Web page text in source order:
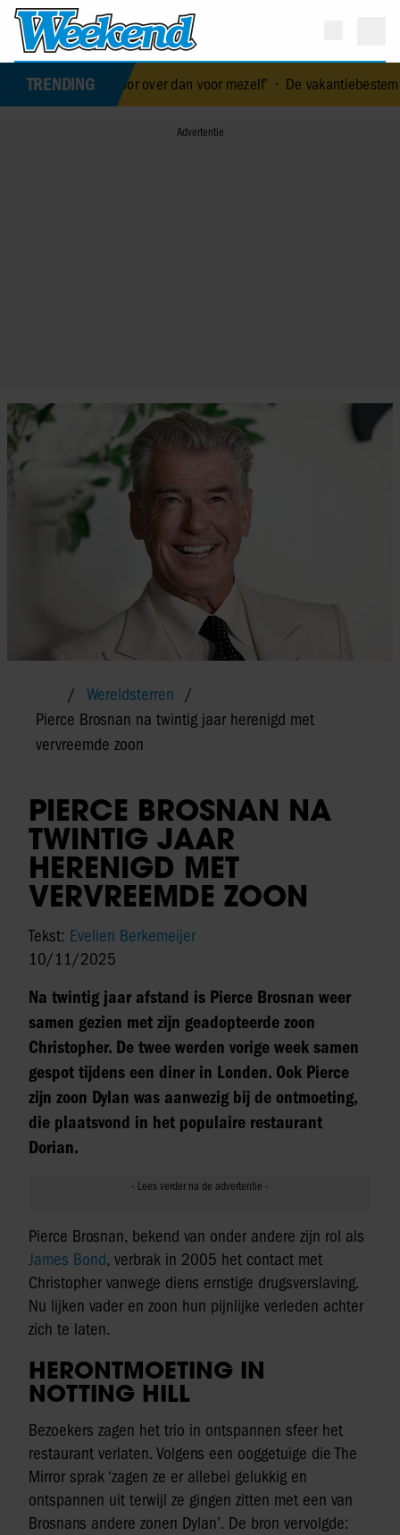
TRENDING
voor over dan voor mezelf’• De vakantiebestemming van…
Wereldsterren
Pierce Brosnan na twintig jaar herenigd met
vervreemde zoon
PIERCE BROSNAN NA
TWINTIG JAAR
HERENIGD MET
VERVREEMDE ZOON
Tekst: Evelien Berkemeijer
10/11/2025
Na twintig jaar afstand is Pierce Brosnan weer
samen gezien met zijn geadopteerde zoon
Christopher. De twee werden vorige week samen
gespot tijdens een diner in Londen. Ook Pierce
zijn zoon Dylan was aanwezig bij de ontmoeting,
die plaatsvond in het populaire restaurant
Dorian.
Pierce Brosnan, bekend van onder andere zijn rol als
James Bond, verbrak in 2005 het contact met
Christopher vanwege diens ernstige drugsverslaving.
Nu lijken vader en zoon hun pijnlijke verleden achter
zich te laten.
HERONTMOETING IN
NOTTING HILL
Bezoekers zagen het trio in ontspannen sfeer het
restaurant verlaten. Volgens een ooggetuige die The
Mirror sprak ‘zagen ze er allebei gelukkig en
ontspannen uit terwijl ze gingen zitten met een van
Brosnans andere zonen Dylan’. De bron vervolgde: